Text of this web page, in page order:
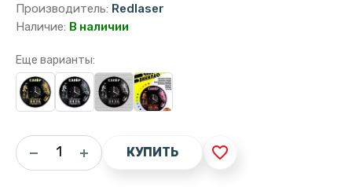
Производитель: Redlaser
Наличие: В наличии
Еще варианты:
КУПИТЬ favorite_border